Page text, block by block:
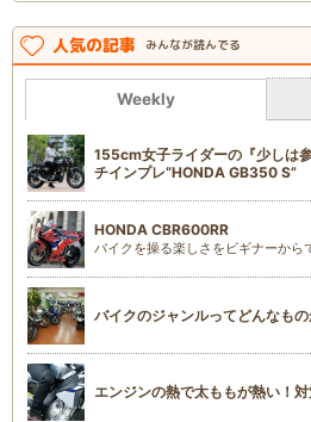
人気の記事 みんなが読んでる
Weekly
155cm女子ライダーの『少しは
チインプレ“HONDA GB350 S”
HONDA CBR600RR
バイクを操る楽しさをビギナーから
バイクのジャンルってどんなも
エンジンの熱で太ももが熱い！